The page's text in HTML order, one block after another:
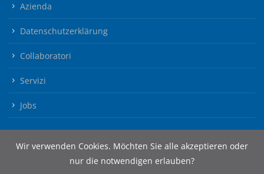
Azienda
Datenschutzerklärung
Collaboratori
Servizi
Jobs
Wir verwenden Cookies. Möchten Sie alle akzeptieren oder
nur die notwendigen erlauben?